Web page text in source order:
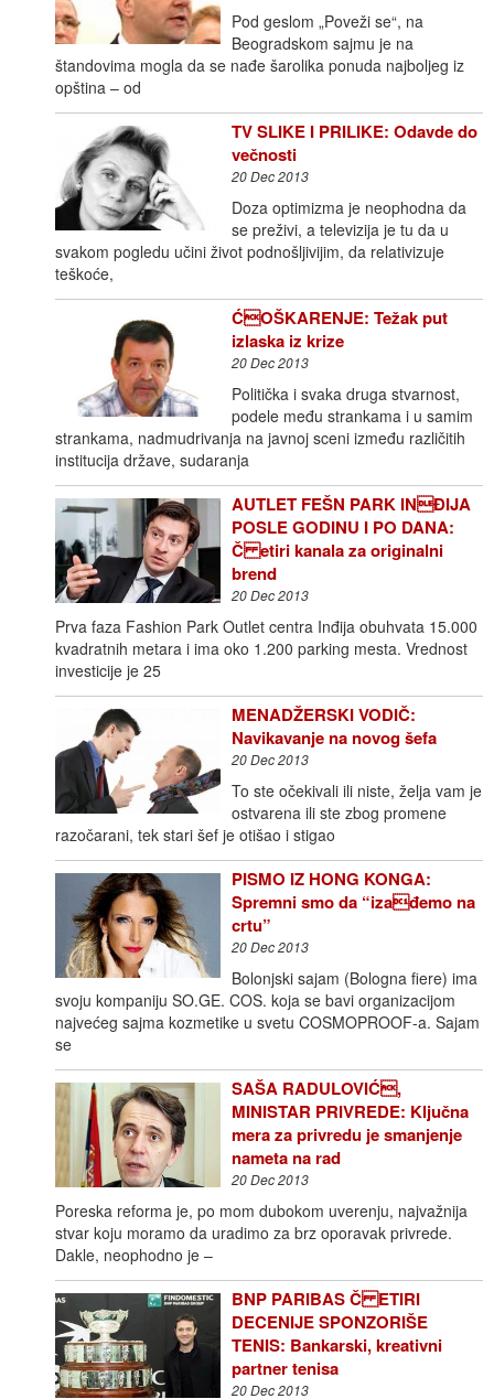
Pod geslom „Poveži se“, na
Beogradskom sajmu je na
štandovima mogla da se nađe šarolika ponuda najboljeg iz
opština – od
TV SLIKE I PRILIKE: Odavde do
večnosti
20 Dec 2013
Doza optimizma je neophodna da
se preživi, a televizija je tu da u
svakom pogledu učini život podnošljivijim, da relativizuje
teškoće,
ĆOŠKARENJE: Težak put
izlaska iz krize
20 Dec 2013
Politička i svaka druga stvarnost,
podele među strankama i u samim
strankama, nadmudrivanja na javnoj sceni između različitih
institucija države, sudaranja
AUTLET FEŠN PARK INĐIJA
POSLE GODINU I PO DANA:
Č etiri kanala za originalni
brend
20 Dec 2013
Prva faza Fashion Park Outlet centra Inđija obuhvata 15.000
kvadratnih metara i ima oko 1.200 parking mesta. Vrednost
investicije je 25
MENADŽERSKI VODIČ:
Navikavanje na novog šefa
20 Dec 2013
To ste očekivali ili niste, želja vam je
ostvarena ili ste zbog promene
razočarani, tek stari šef je otišao i stigao
PISMO IZ HONG KONGA:
Spremni smo da “izađemo na
crtu”
20 Dec 2013
Bolonjski sajam (Bologna fiere) ima
svoju kompaniju SO.GE. COS. koja se bavi organizacijom
najvećeg sajma kozmetike u svetu COSMOPROOF-a. Sajam
se
SAŠA RADULOVIĆ,
MINISTAR PRIVREDE: Ključna
mera za privredu je smanjenje
nameta na rad
20 Dec 2013
Poreska reforma je, po mom dubokom uverenju, najvažnija
stvar koju moramo da uradimo za brz oporavak privrede.
Dakle, neophodno je –
BNP PARIBAS Č ETIRI
DECENIJE SPONZORIŠE
TENIS: Bankarski, kreativni
partner tenisa
20 Dec 2013